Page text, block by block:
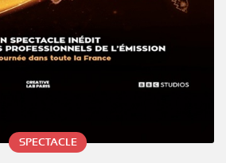
SPECTACLE